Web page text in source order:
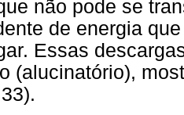
não pode se
de energia
Essas
(alucinatório),